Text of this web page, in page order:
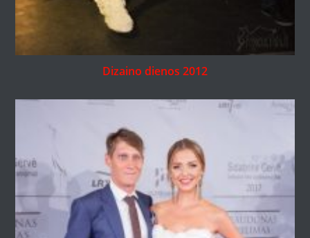
Dizaino dienos 2012